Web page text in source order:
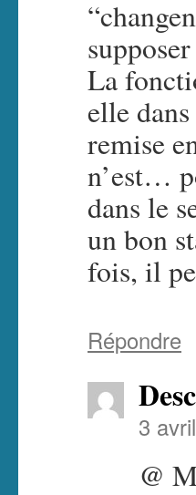
La
elle
remise
n’est…
dans le
un bon
fois, il
Répondre
3
@